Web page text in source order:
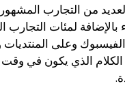
من التجارب
بالإضافة لمئات
وعلى المنتديات
الذي يكون في وقت